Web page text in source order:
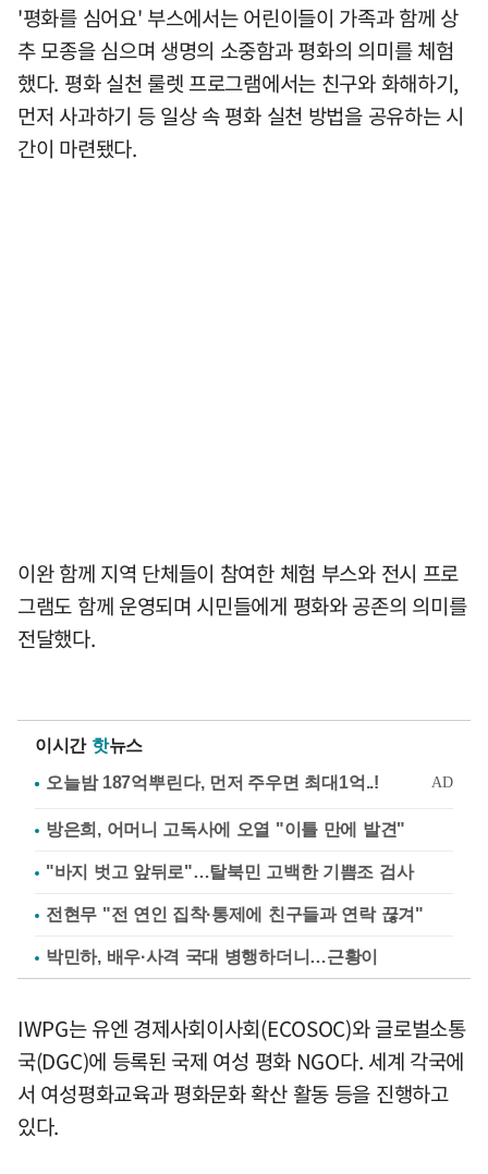
'평화를 심어요' 부스에서는 어린이들이 가족과 함께 상
추 모종을 심으며 생명의 소중함과 평화의 의미를 체험
했다. 평화 실천 룰렛 프로그램에서는 친구와 화해하기,
먼저 사과하기 등 일상 속 평화 실천 방법을 공유하는 시
간이 마련됐다.
이완 함께 지역 단체들이 참여한 체험 부스와 전시 프로
그램도 함께 운영되며 시민들에게 평화와 공존의 의미를
전달했다.
이시간 핫뉴스
방은희, 어머니 고독사에 오열 "이틀 만에 발견"
"바지 벗고 앞뒤로"…탈북민 고백한 기쁨조 검사
전현무 "전 연인 집착·통제에 친구들과 연락 끊겨"
박민하, 배우·사격 국대 병행하더니…근황이
IWPG는 유엔 경제사회이사회(ECOSOC)와 글로벌소통
국(DGC)에 등록된 국제 여성 평화 NGO다. 세계 각국에
서 여성평화교육과 평화문화 확산 활동 등을 진행하고
있다.